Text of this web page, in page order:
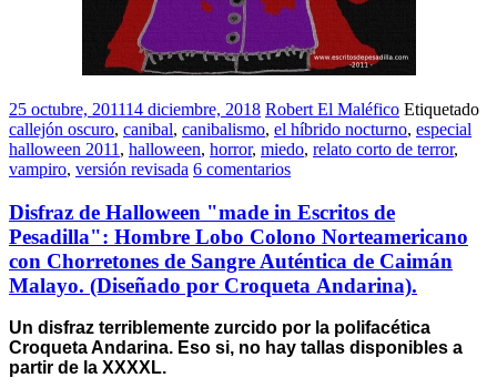
25 octubre, 201114 diciembre, 2018 Robert El Maléfico Etiquetado
callejón oscuro, canibal, canibalismo, el híbrido nocturno, especial
halloween 2011 , halloween, horror, miedo, relato corto de terror,
vampiro, versión revisada 6 comentarios
Disfraz de Halloween "made in Escritos de
Pesadilla": Hombre Lobo Colono Norteamericano
con Chorretones de Sangre Auténtica de Caimán
Malayo. (Diseñado por Croqueta Andarina).
Un disfraz terriblemente zurcido por la polifacética
Croqueta Andarina. Eso si, no hay tallas disponibles a
partir de la XXXXL.